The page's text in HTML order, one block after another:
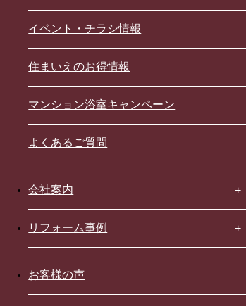
イベント・チラシ情報
住まいえのお得情報
マンション浴室キャンペーン
よくあるご質問
会社案内
リフォーム事例
お客様の声